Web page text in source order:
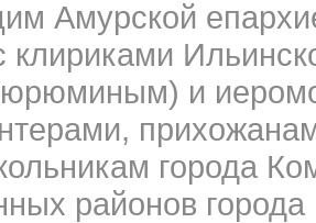
Амурской
клириками
и
города
районов